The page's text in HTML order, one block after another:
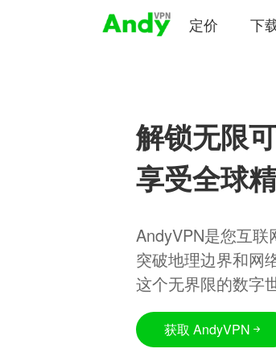
定价 下
解锁无限
享受全球
AndyVPN是您互
突破地理边界和网
这个无界限的数字
获取 AndyVPN